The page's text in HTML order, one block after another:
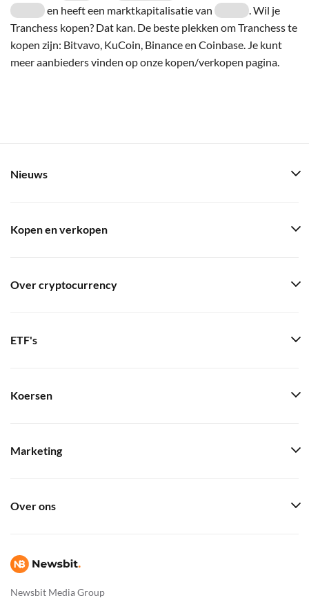
en heeft een marktkapitalisatie van
. Wil je
Tranchess kopen? Dat kan. De beste plekken om Tranchess te
kopen zijn: Bitvavo, KuCoin, Binance en Coinbase. Je kunt
meer aanbieders vinden op onze kopen/verkopen pagina.
Newsbit Media Group
Nieuws
Kopen en verkopen
Over cryptocurrency
ETF's
Koersen
Marketing
Over ons